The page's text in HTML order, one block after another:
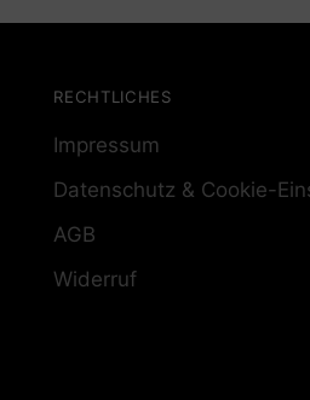
RECHTLICHES
Impressum
Datenschutz & Cookie-
AGB
Widerruf